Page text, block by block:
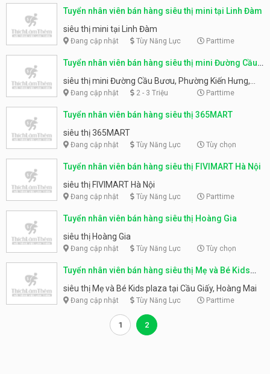
Tuyển nhân viên bán hàng siêu thị mini tại Linh Đàm
siêu thị mini tại Linh Đàm
Đang cập nhật Tùy Năng Lực Parttime
Tuyển nhân viên bán hàng siêu thị mini Đường Cầu
Bươu, Phường Kiến Hưng, Quận Hà Đông
siêu thị mini Đường Cầu Bươu, Phường Kiến Hưng,
Quận Hà Đông
Đang cập nhật 2 - 3 Triệu Parttime
Tuyển nhân viên bán hàng siêu thị 365MART
siêu thị 365MART
Đang cập nhật Tùy Năng Lực Tùy chọn
Tuyển nhân viên bán hàng siêu thị FIVIMART Hà Nội
siêu thị FIVIMART Hà Nội
Đang cập nhật Tùy Năng Lực Parttime
Tuyển nhân viên bán hàng siêu thị Hoàng Gia
siêu thị Hoàng Gia
Đang cập nhật Tùy Năng Lực Tùy chọn
Tuyển nhân viên bán hàng siêu thị Mẹ và Bé Kids
plaza tại Cầu Giấy, Hoàng Mai
siêu thị Mẹ và Bé Kids plaza tại Cầu Giấy, Hoàng Mai
Đang cập nhật Tùy Năng Lực Parttime
1 2